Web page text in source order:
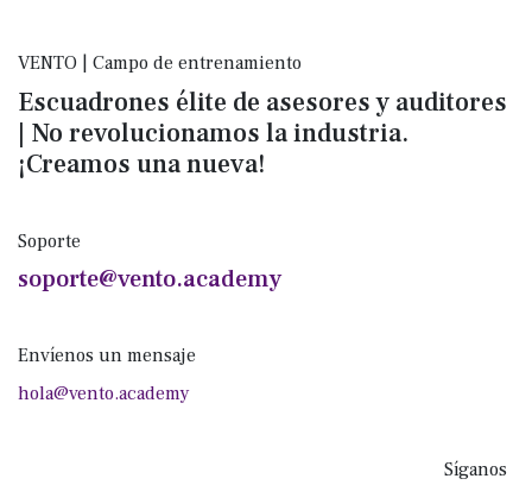
VENTO | Campo de entrenamiento
Escuadrones élite de asesores y auditores
| No revolucionamos la industria.
¡Creamos una nueva!
Soporte
soporte@vento.academy
Envíenos un mensaje
hola@vento.academy
Síganos